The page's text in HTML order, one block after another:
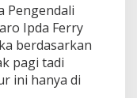
Pengendali
Ipda Ferry
berdasarkan
pagi tadi
ini hanya di